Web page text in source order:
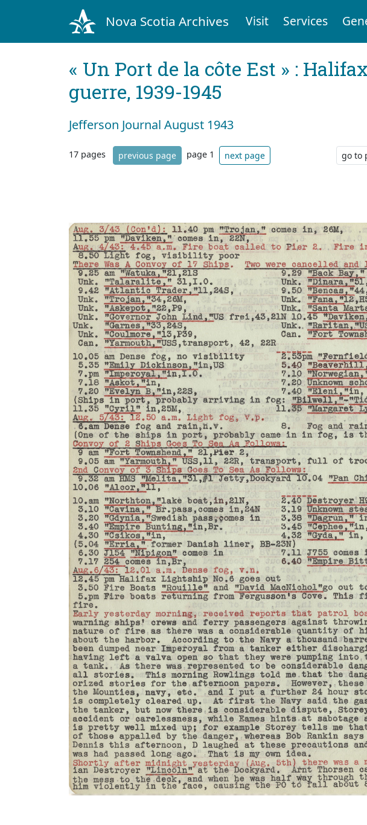
Nova Scotia Archives Visit Services
« Un Port de la côte Est » :
guerre, 1939-1945
Jefferson Journal August 1943
17 pages previous page page 1 next page